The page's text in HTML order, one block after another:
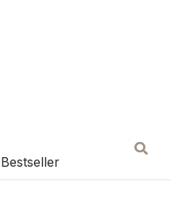
Bestseller